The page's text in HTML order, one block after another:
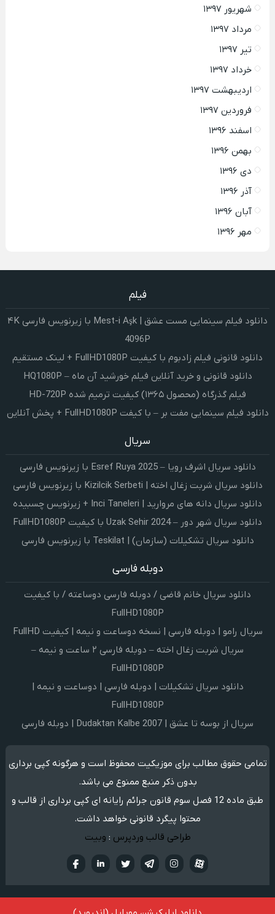
شهریور ۱۳۹۷
مرداد ۱۳۹۷
تیر ۱۳۹۷
خرداد ۱۳۹۷
اردیبهشت ۱۳۹۷
فروردین ۱۳۹۷
اسفند ۱۳۹۶
بهمن ۱۳۹۶
دی ۱۳۹۶
آذر ۱۳۹۶
آبان ۱۳۹۶
مهر ۱۳۹۶
فیلم
دانلود فیلم سینمایی مست عشق | Mest-i Aşk با زیرنویس فارسی ۴K
4096P
دانلود قانونی فیلم زادبوم با کیفیت FullHD1080P + لینک مستقیم
دانلود قانونی و خرید آنلاین فیلم خورشید آن ماه – HQ1080P
فیلم گذرگاه (محصول ۱۳۶۵) کیفیت ترمیم شده HD-720P
دانلود فیلم سینمایی مفت بر – با کیفت FullHD1080P + پخش آنلاین
سریال
دانلود سریال اشرف رویا – Esref Ruya 2025 با زیرنویس فارسی
دانلود سریال شربت زغال اخته | Kizilcik Serbeti با زیرنویس فارسی
دانلود سریال دانه های مروارید | Inci Taneleri + زیرنویس چسبیده
دانلود سریال شهر دور – Uzak Sehir 2024 با کیفیت FullHD1080P
دانلود سریال تشکیلات (سازمان) | Teskilat با زیرنویس فارسی
دوبله فارسی
دانلود سریال خانم قاضی / دوبله فارسی دوساعته / با کیفیت
FullHD1080P
سریال رامو | دوبله فارسی | نسخه دوساعت و نیمه | کیفیت FullHD
سریال شربت زغال اخته – دوبله فارسی ۲ ساعت و نیمه –
FullHD1080P
دانلود سریال تشکیلات | دوبله فارسی | دوساعت و نیمه |
FullHD1080P
سریال از بوسه تا عشق | Dudaktan Kalbe 2007 | دوبله فارسی
تمامی حقوق مطالب برای موزیکیت محفوظ است و هرگونه کپی برداری
بدون ذکر منبع ممنوع می باشد.
طبق ماده 12 فصل سوم قانون جرائم رایانه ای کپی برداری از قالب و
محتوا پیگرد قانونی خواهد داشت.
طراحی قالب وردپرس : وبیت
تويتر تلگرام
اینستاگرام آپارات